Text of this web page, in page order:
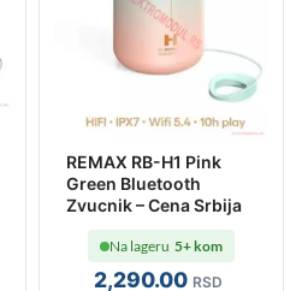
REMAX RB-H1 Pink
Green Bluetooth
Zvucnik – Cena Srbija
2,290.00 RSD
Na lageru 5+ kom